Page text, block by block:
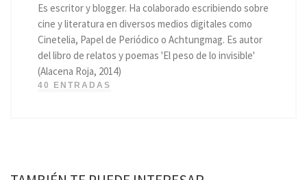
Es escritor y blogger. Ha colaborado escribiendo sobre
cine y literatura en diversos medios digitales como
Cinetelia, Papel de Periódico o Achtungmag. Es autor
del libro de relatos y poemas 'El peso de lo invisible'
(Alacena Roja, 2014)
40 ENTRADAS